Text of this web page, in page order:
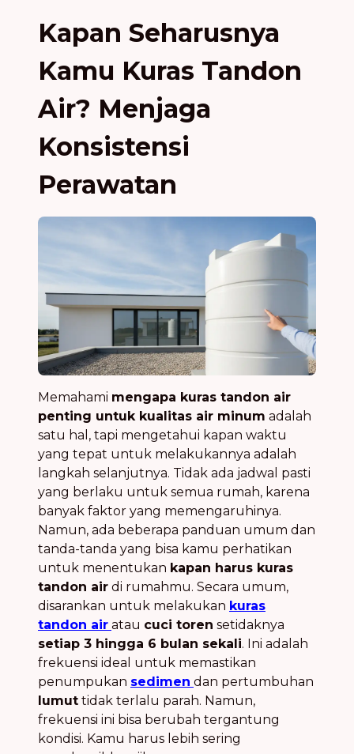
Kapan Seharusnya
Kamu Kuras Tandon
Air? Menjaga
Konsistensi
Perawatan
Memahami mengapa kuras tandon air
penting untuk kualitas air minum adalah
satu hal, tapi mengetahui kapan waktu
yang tepat untuk melakukannya adalah
langkah selanjutnya. Tidak ada jadwal pasti
yang berlaku untuk semua rumah, karena
banyak faktor yang memengaruhinya.
Namun, ada beberapa panduan umum dan
tanda-tanda yang bisa kamu perhatikan
untuk menentukan kapan harus kuras
tandon air di rumahmu. Secara umum,
disarankan untuk melakukan kuras
tandon air atau cuci toren setidaknya
setiap 3 hingga 6 bulan sekali. Ini adalah
frekuensi ideal untuk memastikan
penumpukan sedimen dan pertumbuhan
lumut tidak terlalu parah. Namun,
frekuensi ini bisa berubah tergantung
kondisi. Kamu harus lebih sering